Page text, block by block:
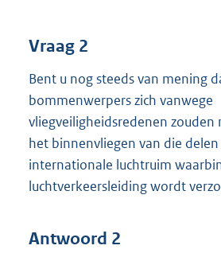
Vraag 2
Bent u nog steeds van mening
bommenwerpers zich vanwege
vliegveiligheidsredenen
het binnenvliegen van die
internationale luchtruim
luchtverkeersleiding wordt
Antwoord 2